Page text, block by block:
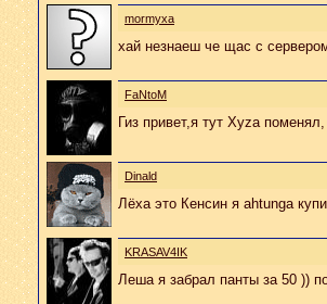
mormyxa
хай незнаеш че щас с
FaNtoM
Гиз привет,я тут Xyza
Dinald
Лёха это Кенсин я ahtunga
KRASAV4IK
Леша я забрал панты за 50 ))